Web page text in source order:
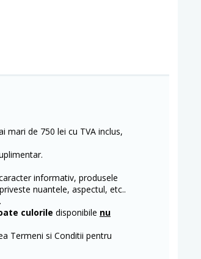
mari de 750 lei cu TVA inclus,
informativ, produsele
nuantele, aspectul, etc..
culorile disponibile nu
Termeni si Conditii pentru